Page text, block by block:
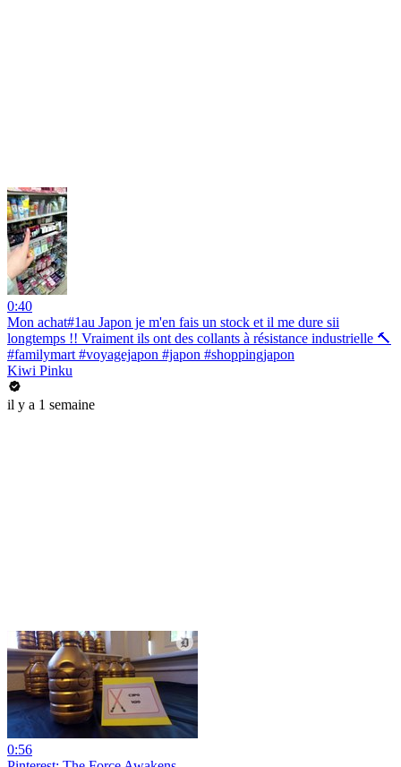
0:40
Mon achat#1au Japon je m'en fais un stock et il me dure sii
longtemps !! Vraiment ils ont des collants à résistance industrielle 🔨
#familymart #voyagejapon #japon #shoppingjapon
Kiwi Pinku
il y a 1 semaine
0:56